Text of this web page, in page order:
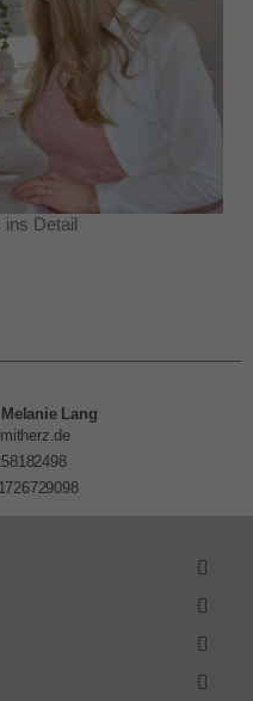
ins Detail
Lang